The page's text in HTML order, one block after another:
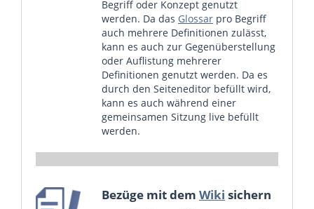
Begriff oder Konzept genutzt
werden. Da das Glossar pro Begriff
auch mehrere Definitionen zulässt,
kann es auch zur Gegenüberstellung
oder Auflistung mehrerer
Definitionen genutzt werden. Da es
durch den Seiteneditor befüllt wird,
kann es auch während einer
gemeinsamen Sitzung live befüllt
werden.
Bezüge mit dem Wiki sichern